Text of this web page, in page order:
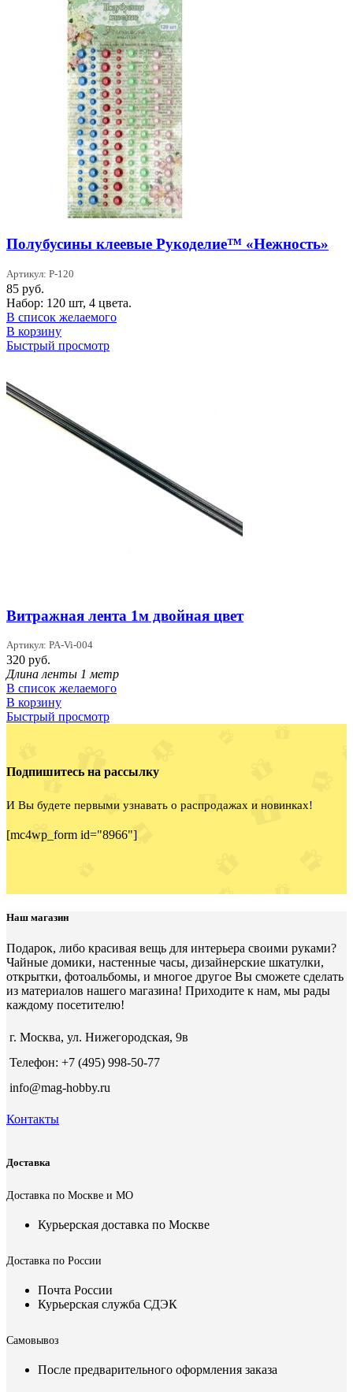
Полубусины клеевые Рукоделие™ «Нежность»
Артикул: P-120
85 руб.
Набор: 120 шт, 4 цвета.
В список желаемого
В корзину
Быстрый просмотр
Витражная лента 1м двойная цвет
Артикул: PA-Vi-004
320 руб.
Длина ленты 1 метр
В список желаемого
В корзину
Быстрый просмотр
Подпишитесь на рассылку
И Вы будете первыми узнавать о распродажах и новинках!
[mc4wp_form id="8966"]
Наш магазин
Подарок, либо красивая вещь для интерьера своими руками?
Чайные домики, настенные часы, дизайнерские шкатулки,
открытки, фотоальбомы, и многое другое Вы сможете сделать
из материалов нашего магазина! Приходите к нам, мы рады
каждому посетителю!
г. Москва, ул. Нижегородская, 9в
Телефон: +7 (495) 998-50-77
info@mag-hobby.ru
Контакты
Доставка
Доставка по Москве и МО
Курьерская доставка по Москве
Доставка по России
Почта России
Курьерская служба СДЭК
Самовывоз
После предварительного оформления заказа